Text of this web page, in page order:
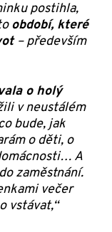
postihla,
období,které
– především
o holý
v neustálém
bude, jak
o děti, o
A
zaměstnání.
večer
vstávat,“